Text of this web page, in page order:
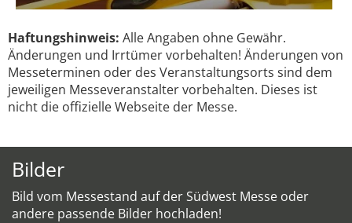
Haftungshinweis: Alle Angaben ohne Gewähr.
Änderungen und Irrtümer vorbehalten! Änderungen von
Messeterminen oder des Veranstaltungsorts sind dem
jeweiligen Messeveranstalter vorbehalten. Dieses ist
nicht die offizielle Webseite der Messe.
Bilder
Bild vom Messestand auf der Südwest Messe oder
andere passende Bilder hochladen!